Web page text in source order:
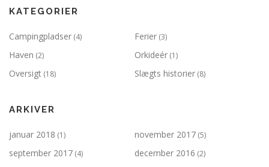
KATEGORIER
Campingpladser (4) Ferier (3)
Haven (2) Orkideér (1)
Oversigt (18) Slægts historier (8)
ARKIVER
januar 2018 (1) november 2017 (5)
september 2017 (4) december 2016 (2)